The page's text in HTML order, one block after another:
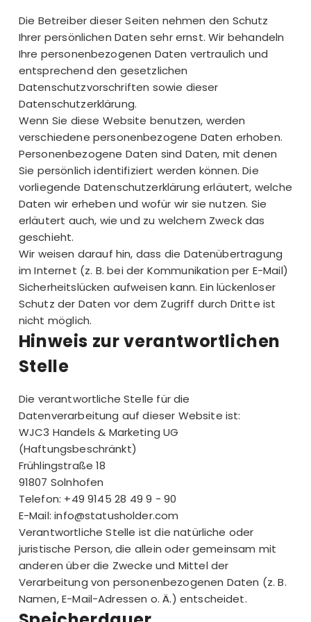
Die Betreiber dieser Seiten nehmen den Schutz
Ihrer persönlichen Daten sehr ernst. Wir behandeln
Ihre personenbezogenen Daten vertraulich und
entsprechend den gesetzlichen
Datenschutzvorschriften sowie dieser
Datenschutzerklärung.
Wenn Sie diese Website benutzen, werden
verschiedene personenbezogene Daten erhoben.
Personenbezogene Daten sind Daten, mit denen
Sie persönlich identifiziert werden können. Die
vorliegende Datenschutzerklärung erläutert, welche
Daten wir erheben und wofür wir sie nutzen. Sie
erläutert auch, wie und zu welchem Zweck das
geschieht.
Wir weisen darauf hin, dass die Datenübertragung
im Internet (z. B. bei der Kommunikation per E-Mail)
Sicherheitslücken aufweisen kann. Ein lückenloser
Schutz der Daten vor dem Zugriff durch Dritte ist
nicht möglich.
Hinweis zur verantwortlichen
Stelle
Die verantwortliche Stelle für die
Datenverarbeitung auf dieser Website ist:
WJC3 Handels & Marketing UG
(Haftungsbeschränkt)
Frühlingstraße 18
91807 Solnhofen
Telefon: +49 9145 28 49 9 - 90
E-Mail:info@statusholder.com
Verantwortliche Stelle ist die natürliche oder
juristische Person, die allein oder gemeinsam mit
anderen über die Zwecke und Mittel der
Verarbeitung von personenbezogenen Daten (z. B.
Namen, E-Mail-Adressen o. Ä.) entscheidet.